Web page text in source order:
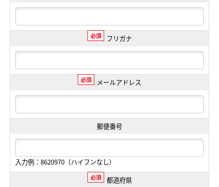
必須 フリガナ
必須 メールアドレス
郵便番号
入力例：8620970（ハイフンなし）
必須 都道府県